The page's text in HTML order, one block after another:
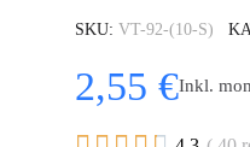
SKU VT-92-(10-S)
2,55 €Inkl.